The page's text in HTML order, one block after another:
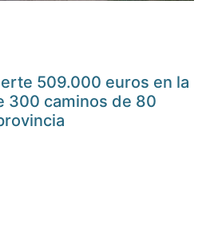
509.000 euros en la
300 caminos de 80